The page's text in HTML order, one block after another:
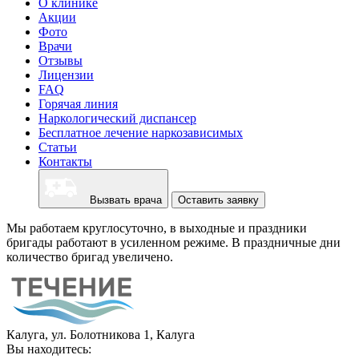
О клинике
Акции
Фото
Врачи
Отзывы
Лицензии
FAQ
Горячая линия
Наркологический диспансер
Бесплатное лечение наркозависимых
Статьи
Контакты
Вызвать врача Оставить заявку
Мы работаем круглосуточно, в выходные и праздники
бригады работают в усиленном режиме. В праздничные дни
количество бригад увеличено.
Калуга, ул. Болотникова 1, Калуга
Вы находитесь: